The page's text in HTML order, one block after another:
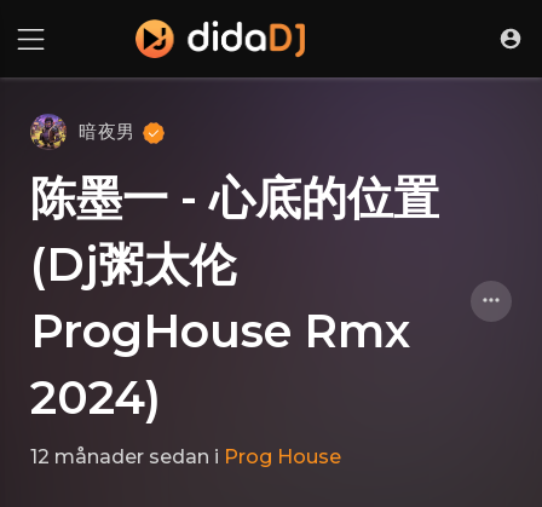
暗夜男
陈墨一 - 心底的位置
(Dj粥太伦
ProgHouse Rmx
2024)
12 månader sedan i Prog House